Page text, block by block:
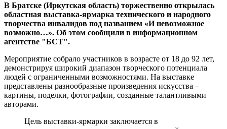
В Братске (Иркутская область) торжественно открылась
областная выставка-ярмарка технического и народного
творчества инвалидов под названием «И невозможное
возможно…». Об этом сообщили в информационном
агентстве "БСТ".
Мероприятие собрало участников в возрасте от 18 до 92 лет,
демонстрируя широкий диапазон творческого потенциала
людей с ограниченными возможностями. На выставке
представлены разнообразные произведения искусства –
картины, поделки, фотографии, созданные талантливыми
авторами.
Цель выставки-ярмарки заключается в